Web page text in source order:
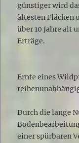
günstiger wird
ältesten Flächen
über 10 Jahre alt
Erträge.
Ernte eines
Durch die lange
einer spürbaren